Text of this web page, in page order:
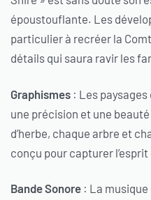
époustouflante. Les
particulier à recréer la
détails qui saura ravir les
Graphismes : Les
une précision et une
d’herbe, chaque arbre et
conçu pour capturer l’esprit
Bande Sonore : La